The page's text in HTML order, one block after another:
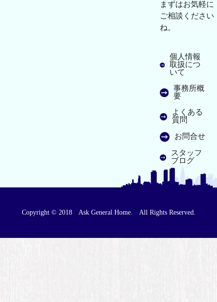
まずはお気軽に
ご相談ください
ね。
個人情報
取扱につ
いて
事務所概
要
よくある
質問
お問合せ
スタッフ
ブログ
Copyright © 2018 Ask General Home. All Rights Reserved.